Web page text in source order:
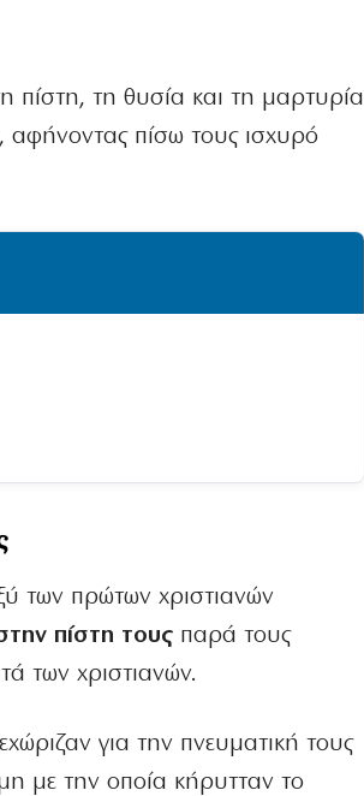
πίστη, τη θυσία και τη μαρτυρία
αφήνοντας πίσω τους ισχυρό
των πρώτων χριστιανών
πίστη τους παρά τους
των χριστιανών.
για την πνευματική τους
με την οποία κήρυτταν το